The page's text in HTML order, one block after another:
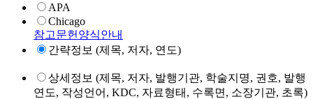
APA
Chicago
참고문헌양식안내
간략정보 (제목, 저자, 연도)
상세정보 (제목, 저자, 발행기관, 학술지명, 권호, 발행
연도, 작성언어, KDC, 자료형태, 수록면, 소장기관, 초록)